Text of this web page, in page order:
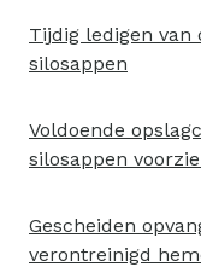
Tijdig ledigen van
silosappen
Voldoende
silosappen
Gescheiden
verontreinigd